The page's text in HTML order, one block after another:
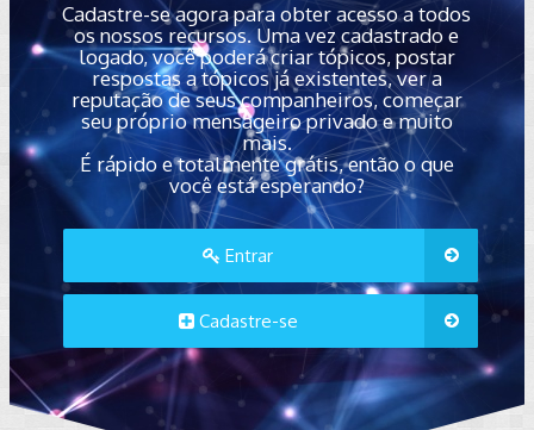
Cadastre-se agora para obter acesso a todos
os nossos recursos. Uma vez cadastrado e
logado, você poderá criar tópicos, postar
respostas a tópicos já existentes, ver a
reputação de seus companheiros, começar
seu próprio mensageiro privado e muito
mais.
É rápido e totalmente grátis, então o que
você está esperando?
Entrar
Cadastre-se